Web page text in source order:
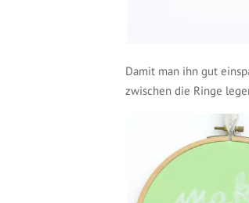
Damit man ihn gut
zwischen die Ringe